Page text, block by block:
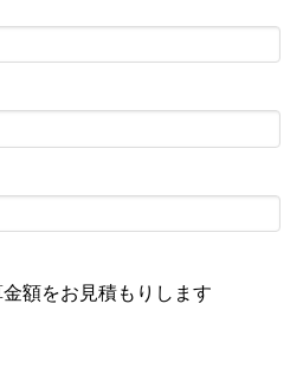
額をお見積もりします